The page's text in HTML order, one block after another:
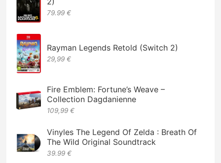
79.99 €
Rayman Legends Retold (Switch 2)
29,99 €
Fire Emblem: Fortune’s Weave –
Collection Dagdanienne
109,99 €
Vinyles The Legend Of Zelda : Breath Of
The Wild Original Soundtrack
39.99 €